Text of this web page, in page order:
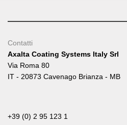
Contatti
Axalta Coating Systems Italy Srl
Via Roma 80
IT - 20873 Cavenago Brianza - MB
+39 (0) 2 95 123 1